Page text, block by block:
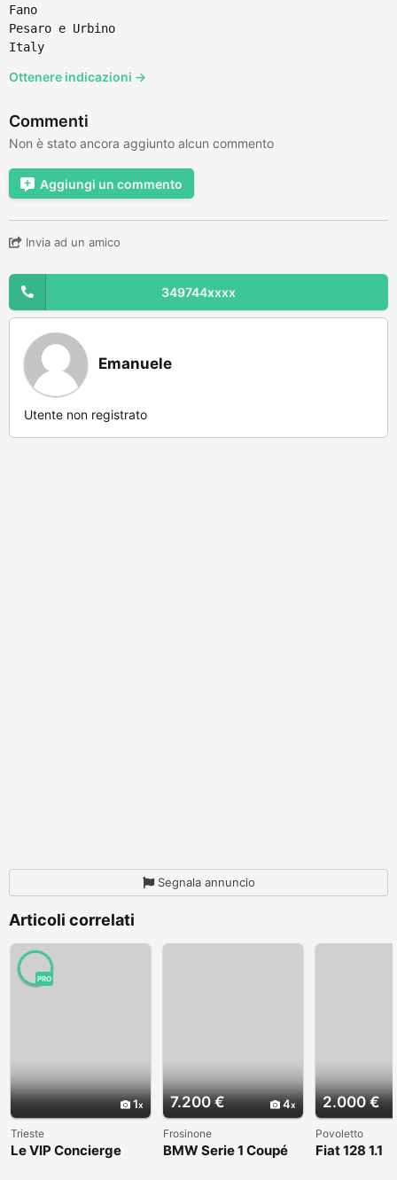
Fano
Pesaro e Urbino
Italy
Ottenere indicazioni →
Commenti
Non è stato ancora aggiunto alcun commento
Aggiungi un commento
Invia ad un amico
349744xxxx
Emanuele
Utente non registrato
Segnala annuncio
Articoli correlati
1
PRO
Trieste
Le VIP Concierge
7.200 € 4
Frosinone
BMW Serie 1 Coupé
2.000 €
Povoletto
Fiat 128 1.1